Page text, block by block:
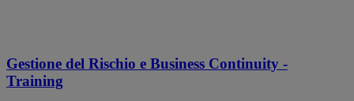
Gestione del Rischio e Business Continuity -
Training